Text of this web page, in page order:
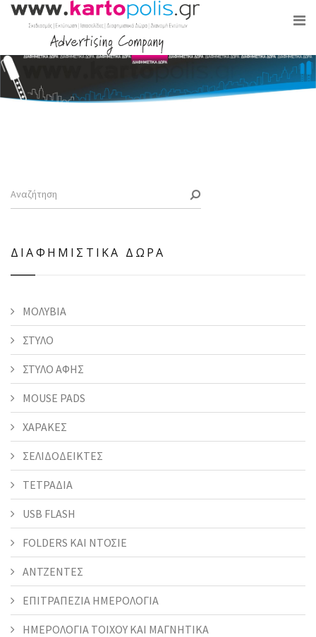
ΔΙΑΦΗΜΙΣΤΙΚΑ ΔΩΡΑ
ΜΟΛΥΒΙΑ
ΣΤΥΛΟ
ΣΤΥΛΟ ΑΦΗΣ
MOUSE PADS
ΧΑΡΑΚΕΣ
ΣΕΛΙΔΟΔΕΙΚΤΕΣ
ΤΕΤΡΑΔΙΑ
USB FLASH
FOLDERS KAI ΝΤΟΣΙΕ
ΑΝΤΖΕΝΤΕΣ
ΕΠΙΤΡΑΠΕΖΙΑ ΗΜΕΡΟΛΟΓΙΑ
ΗΜΕΡΟΛΟΓΙΑ ΤΟΙΧΟΥ ΚΑΙ ΜΑΓΝΗΤΙΚΑ